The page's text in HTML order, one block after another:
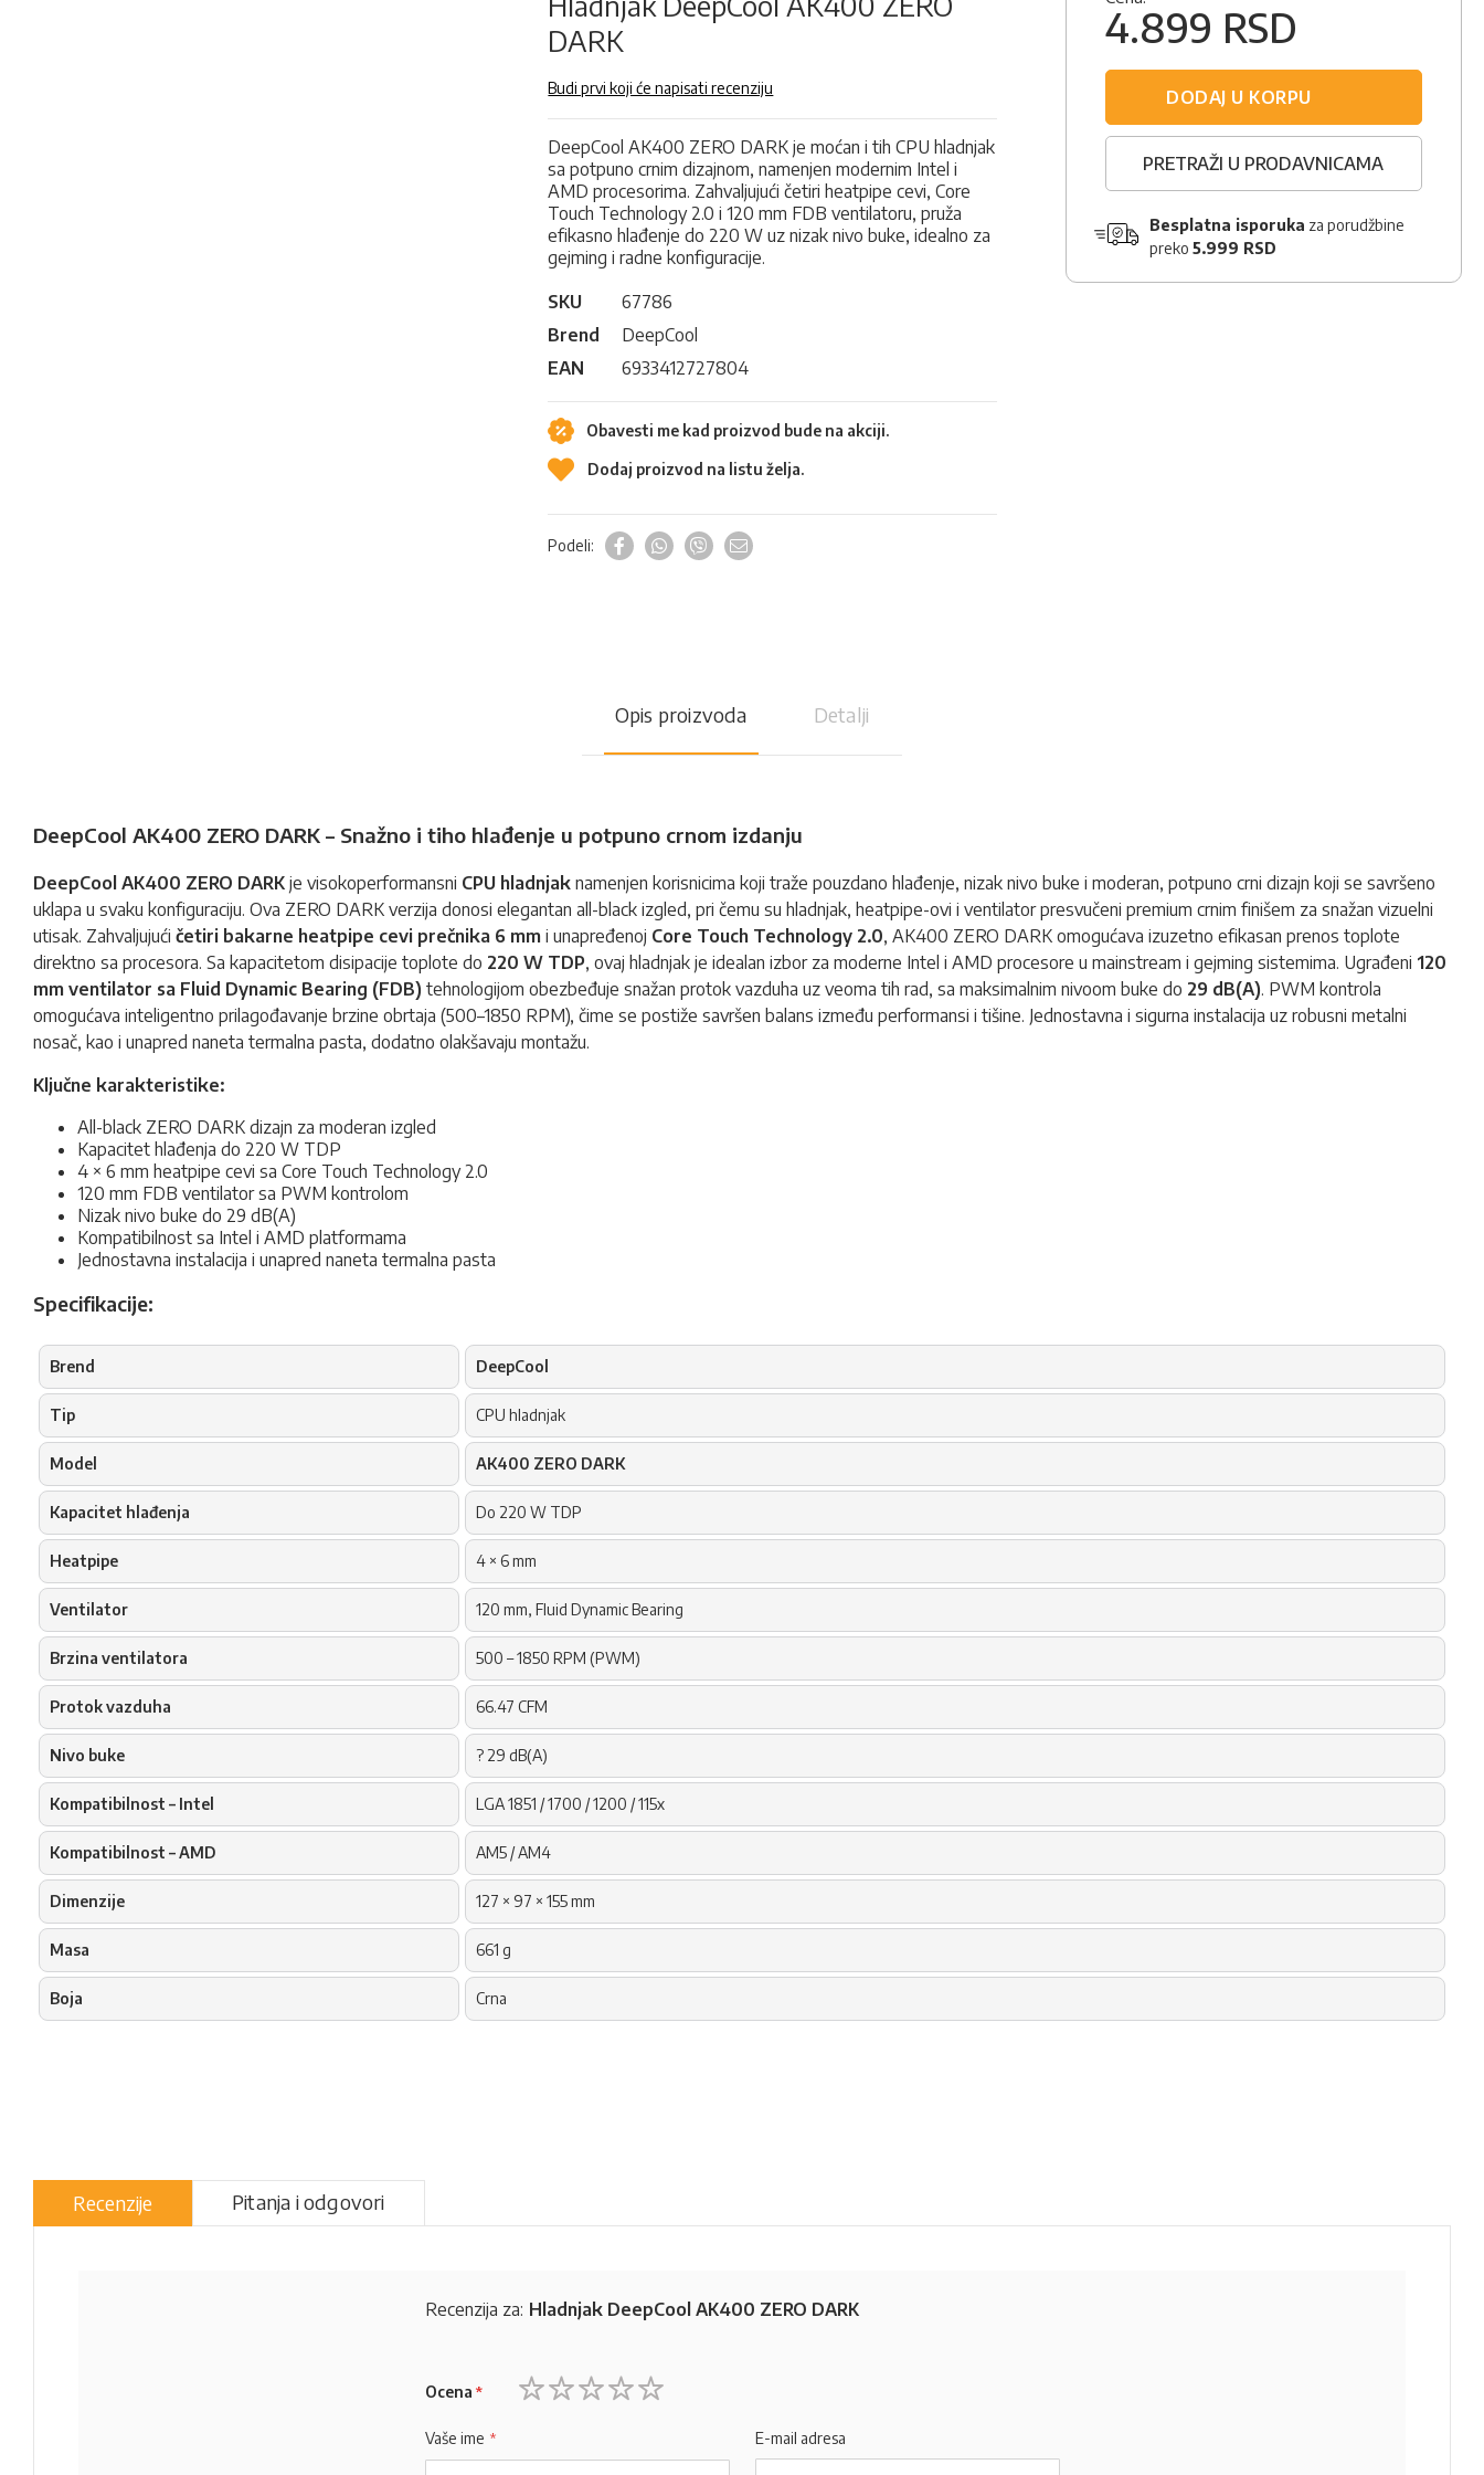
DARK
Budi prvi koji će napisati recenziju
DeepCool AK400 ZERO DARK je moćan i tih CPU hladnjak
sa potpuno crnim dizajnom, namenjen modernim Intel i
AMD procesorima. Zahvaljujući četiri heatpipe cevi, Core
Touch Technology 2.0 i 120 mm FDB ventilatoru, pruža
efikasno hlađenje do 220 W uz nizak nivo buke, idealno za
gejming i radne konfiguracije.
SKU
67786
Brend
DeepCool
EAN
6933412727804
Obavesti me kad proizvod bude na akciji.
Dodaj proizvod na listu želja.
Podeli:
4.899 RSD
DODAJ U KORPU
PRETRAŽI U PRODAVNICAMA
Besplatna isporuka za porudžbine
preko 5.999 RSD
Opis proizvoda Detalji
DeepCool AK400 ZERO DARK – Snažno i tiho hlađenje u potpuno crnom izdanju
DeepCool AK400 ZERO DARK je visokoperformansni CPU hladnjak namenjen korisnicima koji traže pouzdano hlađenje, nizak nivo buke i moderan, potpuno crni dizajn koji se savršeno
uklapa u svaku konfiguraciju. Ova ZERO DARK verzija donosi elegantan all-black izgled, pri čemu su hladnjak, heatpipe-ovi i ventilator presvučeni premium crnim finišem za snažan vizuelni
utisak. Zahvaljujući četiri bakarne heatpipe cevi prečnika 6 mm i unapređenoj Core Touch Technology 2.0, AK400 ZERO DARK omogućava izuzetno efikasan prenos toplote
direktno sa procesora. Sa kapacitetom disipacije toplote do 220 W TDP, ovaj hladnjak je idealan izbor za moderne Intel i AMD procesore u mainstream i gejming sistemima. Ugrađeni 120
mm ventilator sa Fluid Dynamic Bearing (FDB) tehnologijom obezbeđuje snažan protok vazduha uz veoma tih rad, sa maksimalnim nivoom buke do 29 dB(A). PWM kontrola
omogućava inteligentno prilagođavanje brzine obrtaja (500–1850 RPM), čime se postiže savršen balans između performansi i tišine. Jednostavna i sigurna instalacija uz robusni metalni
nosač, kao i unapred naneta termalna pasta, dodatno olakšavaju montažu.
Ključne karakteristike:
All-black ZERO DARK dizajn za moderan izgled
Kapacitet hlađenja do 220 W TDP
4 × 6 mm heatpipe cevi sa Core Touch Technology 2.0
120 mm FDB ventilator sa PWM kontrolom
Nizak nivo buke do 29 dB(A)
Kompatibilnost sa Intel i AMD platformama
Jednostavna instalacija i unapred naneta termalna pasta
Specifikacije:
Brend DeepCool
Tip CPU hladnjak
Model AK400 ZERO DARK
Kapacitet hlađenja Do 220 W TDP
Heatpipe 4 × 6 mm
Ventilator 120 mm, Fluid Dynamic Bearing
Brzina ventilatora 500 – 1850 RPM (PWM)
Protok vazduha 66.47 CFM
Nivo buke ? 29 dB(A)
Kompatibilnost – Intel LGA 1851 / 1700 / 1200 / 115x
Kompatibilnost – AMD AM5 / AM4
Dimenzije 127 × 97 × 155 mm
Masa 661 g
Boja Crna
Recenzije Pitanja i odgovori
Recenzija za: Hladnjak DeepCool AK400 ZERO DARK
Ocena
Vaše ime E-mail adresa